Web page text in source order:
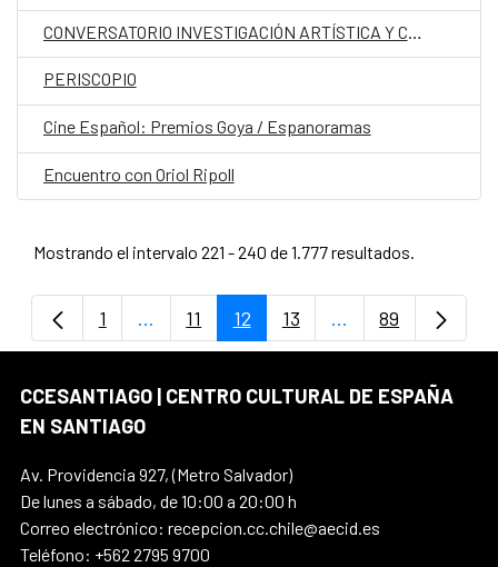
CONVERSATORIO INVESTIGACIÓN ARTÍSTICA Y CREACIÓN INTERDISCIPLINAR EN LA ACADEMIA
PERISCOPIO
Cine Español: Premios Goya / Espanoramas
Encuentro con Oriol Ripoll
Mostrando el intervalo 221 - 240 de 1.777 resultados.
Página
1 ...Páginas intermedias Use TAB para
Página
11 Página
12 Página
13 ...PáginasPágina
89
CCESANTIAGO | CENTRO CULTURAL DE ESPAÑA
EN SANTIAGO
Av. Providencia 927, (Metro Salvador)
De lunes a sábado, de 10:00 a 20:00 h
Correo electrónico: recepcion.cc.chile@aecid.es
Teléfono: +562 2795 9700